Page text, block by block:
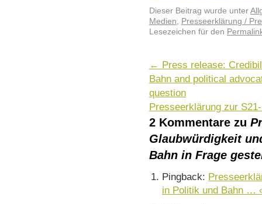
Dieser Beitrag wurde unter
Medien, Presseerklärung /
Lesezeichen für den
← Press release:
Bahn and political
question
Presseerklärung zur
2 Kommentare zu
Glaubwürdigkeit
Bahn in Frage
Pingback:
in Politik und Bahn …